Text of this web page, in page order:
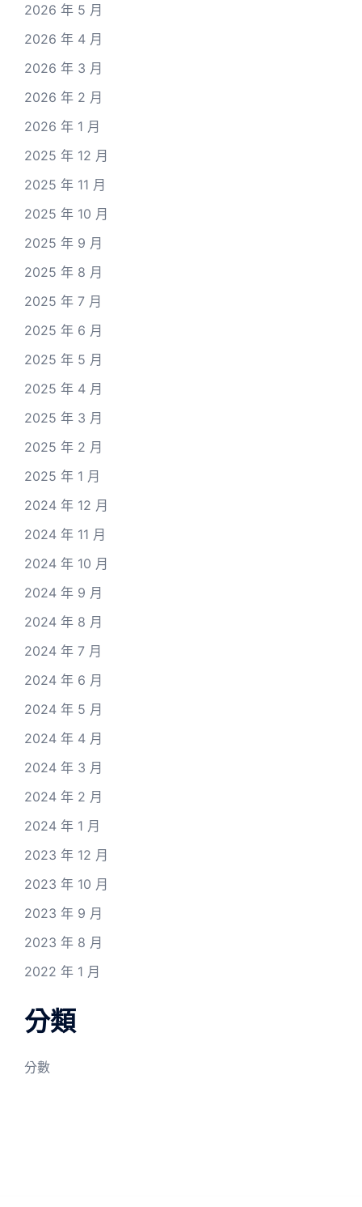
2026 年 5 月
2026 年 4 月
2026 年 3 月
2026 年 2 月
2026 年 1 月
2025 年 12 月
2025 年 11 月
2025 年 10 月
2025 年 9 月
2025 年 8 月
2025 年 7 月
2025 年 6 月
2025 年 5 月
2025 年 4 月
2025 年 3 月
2025 年 2 月
2025 年 1 月
2024 年 12 月
2024 年 11 月
2024 年 10 月
2024 年 9 月
2024 年 8 月
2024 年 7 月
2024 年 6 月
2024 年 5 月
2024 年 4 月
2024 年 3 月
2024 年 2 月
2024 年 1 月
2023 年 12 月
2023 年 10 月
2023 年 9 月
2023 年 8 月
2022 年 1 月
分類
分數